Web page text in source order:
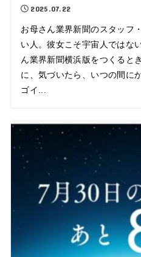
2025.07.22
お母さん業界新聞のスタッフ
い人。彼女こそ宇宙人ではな
ん業界新聞横浜版をつくると
に、気づいたら、いつの間に
ゴイ...